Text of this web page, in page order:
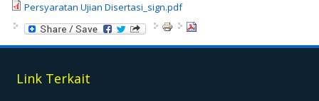
Persyaratan Ujian Disertasi_sign.pdf
Link Terkait